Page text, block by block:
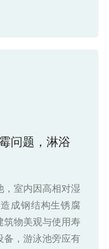
问题，淋浴
，室内因高相对湿
成钢结构生锈腐
筑物美观与使用寿
备，游泳池旁应有